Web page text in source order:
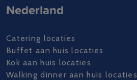
Nederland
Catering locaties
Buffet aan huis locaties
Kok aan huis locaties
Walking dinner aan huis locaties